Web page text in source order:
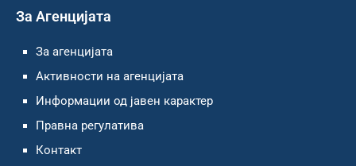
За Агенцијата
За агенцијата
Активности на агенцијата
Информации од јавен карактер
Правна регулатива
Контакт